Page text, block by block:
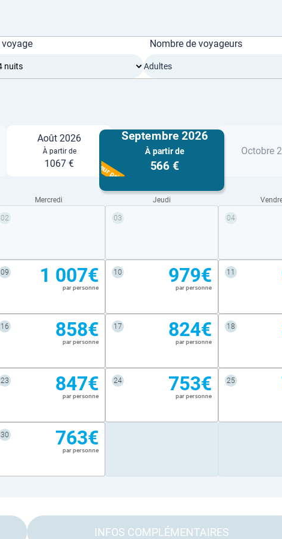
voyage Nombre de voyageurs
Adultes
Août 2026
À partir de
1067 €
Septembre 2026
À partir de
566 €
Meilleur prix
Octobre
Mercredi Jeudi
02 03 04
09 1 007€
par personne
10 979€
par personne
11
16 858€
par personne
17 824€
par personne
18
23 847€
par personne
24 753€
par personne
25
30 763€
par personne
INFOS COMPLÉMENTAIRES